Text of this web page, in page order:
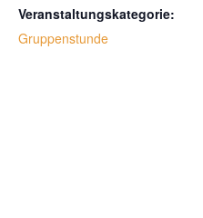
Veranstaltungskategorie:
Gruppenstunde